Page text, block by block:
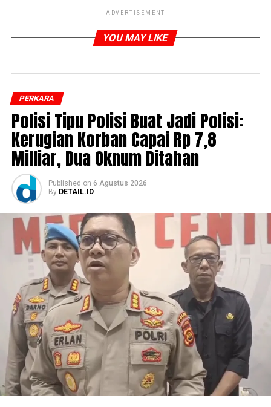
ADVERTISEMENT
YOU MAY LIKE
PERKARA
Polisi Tipu Polisi Buat Jadi Polisi:
Kerugian Korban Capai Rp 7,8
Milliar, Dua Oknum Ditahan
Published on 6 Agustus 2026
By DETAIL.ID